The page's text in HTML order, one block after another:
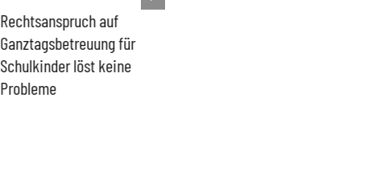
Rechtsanspruch auf
Ganztagsbetreuung für
Schulkinder löst keine
Probleme